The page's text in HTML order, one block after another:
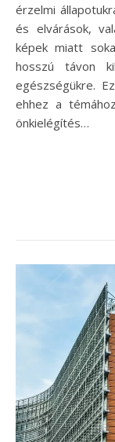
érzelmi
és elvárások,
képek miatt
hosszú távon
egészségükre.
ehhez a
önkielégítés…